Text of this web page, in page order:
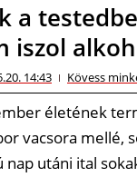
a
iszol
14:43 Kövess
életének
vacsora mellé,
nap utáni ital